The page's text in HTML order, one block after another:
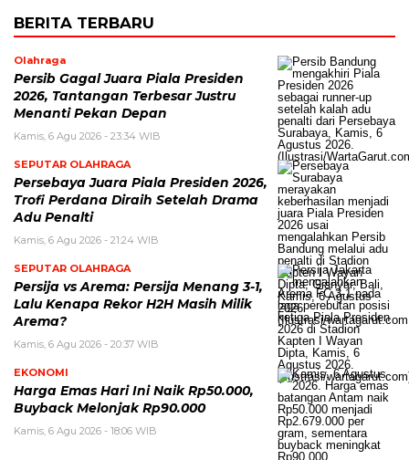
BERITA TERBARU
Olahraga
Persib Gagal Juara Piala Presiden
2026, Tantangan Terbesar Justru
Menanti Pekan Depan
Kamis, 6 Agu 2026 - 23:34 WIB
SEPUTAR OLAHRAGA
Persebaya Juara Piala Presiden 2026,
Trofi Perdana Diraih Setelah Drama
Adu Penalti
Kamis, 6 Agu 2026 - 21:24 WIB
SEPUTAR OLAHRAGA
Persija vs Arema: Persija Menang 3-1,
Lalu Kenapa Rekor H2H Masih Milik
Arema?
Kamis, 6 Agu 2026 - 20:37 WIB
EKONOMI
Harga Emas Hari Ini Naik Rp50.000,
Buyback Melonjak Rp90.000
Kamis, 6 Agu 2026 - 18:06 WIB